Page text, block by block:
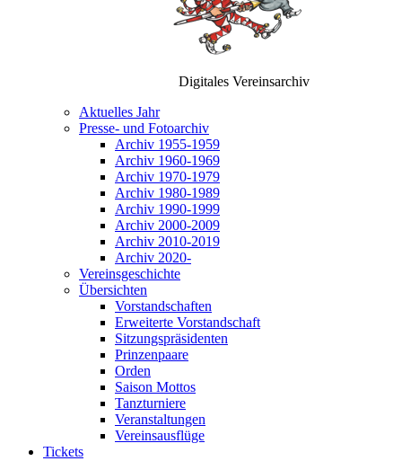
Digitales Vereinsarchiv
Aktuelles Jahr
Presse- und Fotoarchiv
Archiv 1955-1959
Archiv 1960-1969
Archiv 1970-1979
Archiv 1980-1989
Archiv 1990-1999
Archiv 2000-2009
Archiv 2010-2019
Archiv 2020-
Vereinsgeschichte
Übersichten
Vorstandschaften
Erweiterte Vorstandschaft
Sitzungspräsidenten
Prinzenpaare
Orden
Saison Mottos
Tanzturniere
Veranstaltungen
Vereinsausflüge
Tickets